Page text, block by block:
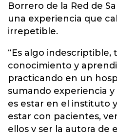
Borrero de la Red de
una experiencia que
irrepetible.
“Es algo indescriptible,
conocimiento y
practicando en un
sumando experiencia y
es estar en el instituto
estar con pacientes,
ellos y ser la autora de